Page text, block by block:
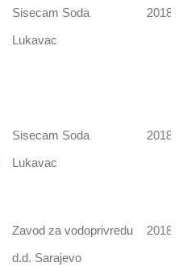
Sisecam Soda
Lukavac
2018
Sisecam Soda
Lukavac
2018
Zavod za vodoprivredu
d.d. Sarajevo
2018